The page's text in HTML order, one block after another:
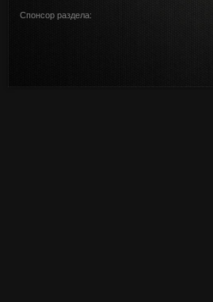
Спонсор раздела: